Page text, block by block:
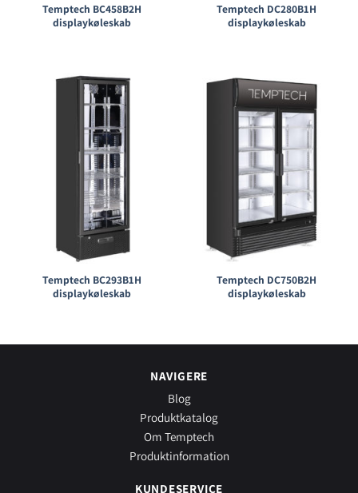
Temptech BC458B2H
displaykøleskab
Temptech DC280B1H
displaykøleskab
Temptech BC293B1H
displaykøleskab
Temptech DC750B2H
displaykøleskab
NAVIGERE
Blog
Produktkatalog
Om Temptech
Produktinformation
KUNDESERVICE